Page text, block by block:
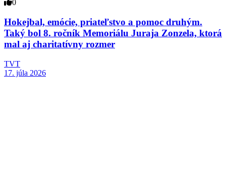
0
Hokejbal, emócie, priateľstvo a pomoc druhým.
Taký bol 8. ročník Memoriálu Juraja Zonzela, ktorá
mal aj charitatívny rozmer
TVT
17. júla 2026